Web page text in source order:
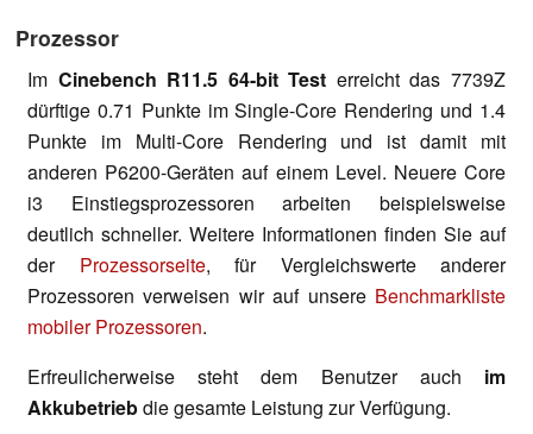
Prozessor
Im Cinebench R11.5 64-bit Test erreicht das 7739Z
dürftige 0.71 Punkte im Single-Core Rendering und 1.4
Punkte im Multi-Core Rendering und ist damit mit
anderen P6200-Geräten auf einem Level. Neuere Core
i3 Einstiegsprozessoren arbeiten beispielsweise
deutlich schneller. Weitere Informationen finden Sie auf
der Prozessorseite, für Vergleichswerte anderer
Prozessoren verweisen wir auf unsere Benchmarkliste
mobiler Prozessoren.
Erfreulicherweise steht dem Benutzer auch im
Akkubetriebdie gesamte Leistung zur Verfügung.